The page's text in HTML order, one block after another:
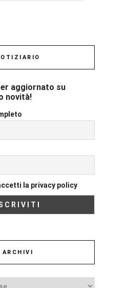
aggiornato su
novità!
la privacy policy
ARCHIVI